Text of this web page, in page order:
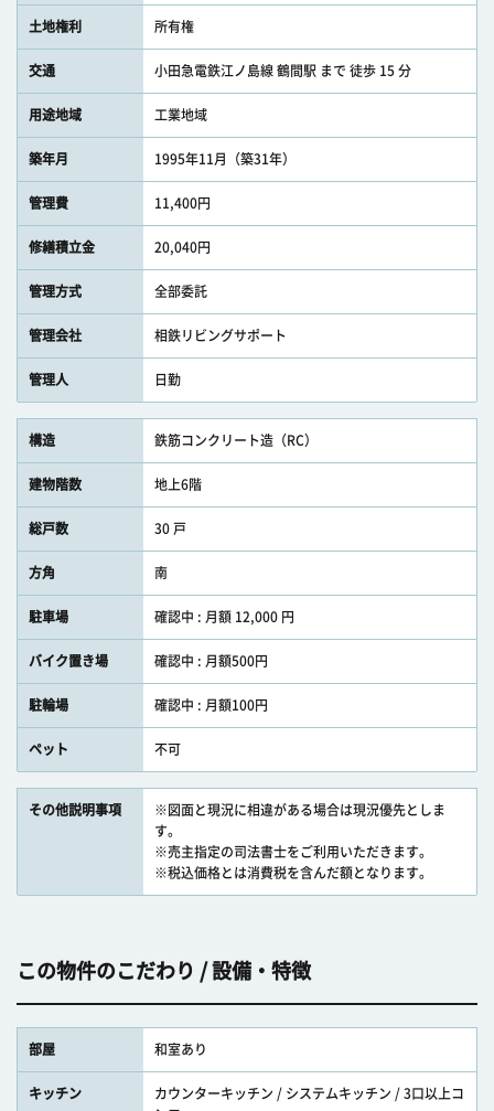
土地権利 所有権
交通 小田急電鉄江ノ島線 鶴間駅 まで 徒歩 15 分
用途地域 工業地域
築年月 1995年11月（築31年）
管理費 11,400円
修繕積立金 20,040円
管理方式 全部委託
管理会社 相鉄リビングサポート
管理人 日勤
構造 鉄筋コンクリート造（RC）
建物階数 地上6階
総戸数 30 戸
方角 南
駐車場 確認中 : 月額 12,000 円
バイク置き場 確認中 : 月額500円
駐輪場 確認中 : 月額100円
ペット 不可
その他説明事項
※図面と現況に相違がある場合は現況優先としま
す。
※売主指定の司法書士をご利用いただきます。
※税込価格とは消費税を含んだ額となります。
この物件のこだわり / 設備・特徴
部屋 和室あり
キッチン
カウンターキッチン / システムキッチン / 3口以上コ